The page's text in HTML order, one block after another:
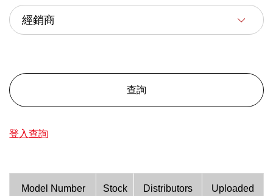
查詢
登入查詢
Model Number Stock Distributors Uploaded